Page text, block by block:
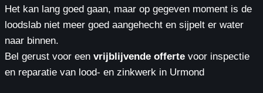
Het kan lang goed gaan, maar op gegeven moment is de
loodslab niet meer goed aangehecht en sijpelt er water
naar binnen.
Bel gerust voor eenvrijblijvende offertevoor inspectie
en reparatie van lood- en zinkwerk in Urmond